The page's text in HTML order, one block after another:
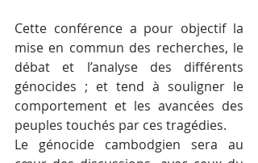
Cette conférence a pour objectif la
mise en commun des recherches, le
débat et l’analyse des différents
génocides ; et tend à souligner le
comportement et les avancées des
peuples touchés par ces tragédies.
Le génocide cambodgien sera au